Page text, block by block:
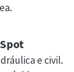
e civil.